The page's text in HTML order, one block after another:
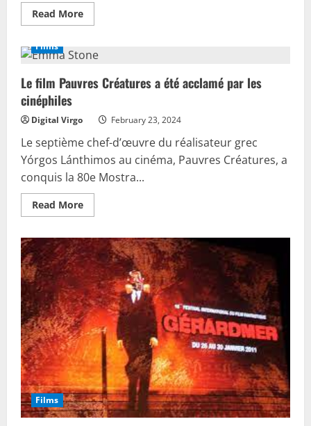
Read MoreRead
more
2
annoncé
les
salles
novembre
Films
Le film Pauvres Créatures a été acclamé par les
cinéphiles
Digital Virgo February 23, 2024
Le septième chef-d’œuvre du réalisateur grec
Yórgos Lánthimos au cinéma, Pauvres Créatures, a
conquis la 80e Mostra...
Read MoreRead
more
film
Pauvres
Créatures
a
été
acclamé
par
les
cinéphiles
Films